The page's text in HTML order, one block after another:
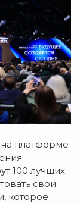
платформе
100 лучших
свои
которое